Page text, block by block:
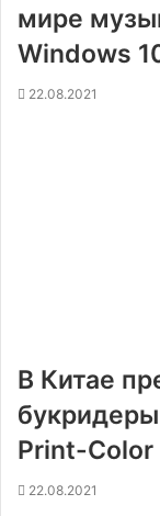
мире
Windows
22.08.2021
В Китае
Print-Color
22.08.2021